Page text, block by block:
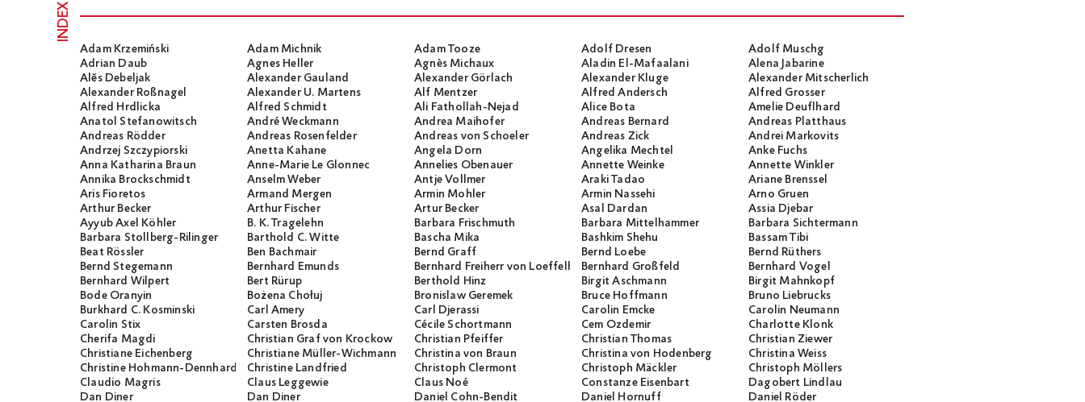
INDEX
Adam Krzemiński Adam Michnik Adam Tooze Adolf Dresen
Adolf Muschg
Adrian Daub
Agnes Heller Agnès Michaux Aladin El-Mafaalani
Alena Jabarine
Alĕs Debeljak
Alexander Gauland Alexander Görlach Alexander Kluge
Alexander Mitscherlich
Alexander Roßnagel
Alexander U. Martens Alf Mentzer Alfred Andersch
Alfred Grosser
Alfred Hrdlicka
Alfred Schmidt Ali Fathollah-Nejad Alice Bota
Amelie Deuflhard
Anatol Stefanowitsch
André Weckmann Andrea Maihofer Andreas Bernard
Andreas Platthaus
Andreas Rödder
Andreas Rosenfelder Andreas von Schoeler Andreas Zick
Andrei Markovits
Andrzej Szczypiorski
Anetta Kahane Angela Dorn Angelika Mechtel
Anke Fuchs
Anna Katharina Braun
Anne-Marie Le Glonnec Annelies Obenauer Annette Weinke
Annette Winkler
Annika Brockschmidt
Anselm Weber Antje Vollmer Araki Tadao
Ariane Brenssel
Aris Fioretos
Armand Mergen Armin Mohler Armin Nassehi
Arno Gruen
Arthur Becker
Arthur Fischer Artur Becker Asal Dardan
Assia Djebar
Ayyub Axel Köhler
B. K. Tragelehn Barbara Frischmuth Barbara Mittelhammer
Barbara Sichtermann
Barbara Stollberg-Rilinger
Barthold C. Witte Bascha Mika Bashkim Shehu
Bassam Tibi
Beat Rössler
Ben Bachmair Bernd Graff Bernd Loebe
Bernd Rüthers
Bernd Stegemann
Bernhard Emunds Bernhard Freiherr von LoeffelholzBernhard Großfeld
Bernhard Vogel
Bernhard Wilpert
Bert Rürup Berthold Hinz Birgit Aschmann
Birgit Mahnkopf
Bode Oranyin
Bożena Chołuj Bronislaw Geremek Bruce Hoffmann
Bruno Liebrucks
Burkhard C. Kosminski
Carl Amery Carl Djerassi Carolin Emcke
Carolin Neumann
Carolin Stix
Carsten Brosda Cécile Schortmann Cem Özdemir
Charlotte Klonk
Cherifa Magdi
Christian Graf von Krockow Christian Pfeiffer Christian Thomas
Christian Ziewer
Christiane Eichenberg
Christiane Müller-Wichmann Christina von Braun Christina von Hodenberg
Christina Weiss
Christine Hohmann-Dennhardt
Christine Landfried Christoph Clermont Christoph Mäckler
Christoph Möllers
Claudio Magris
Claus Leggewie Claus Noé Constanze Eisenbart
Dagobert Lindlau
Dan Diner
Dan Diner Daniel Cohn-Bendit Daniel Hornuff
Daniel Röder